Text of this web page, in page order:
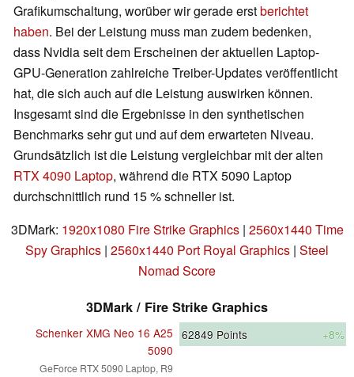
Grafikumschaltung, worüber wir gerade erstberichtet
haben. Bei der Leistung muss man zudem bedenken,
dass Nvidia seit dem Erscheinen der aktuellen Laptop-
GPU-Generation zahlreiche Treiber-Updates veröffentlicht
hat, die sich auch auf die Leistung auswirken können.
Insgesamt sind die Ergebnisse in den synthetischen
Benchmarks sehr gut und auf dem erwarteten Niveau.
Grundsätzlich ist die Leistung vergleichbar mit der alten
RTX 4090 Laptop, während die RTX 5090 Laptop
durchschnittlich rund 15 % schneller ist.
3DMark: 1920x1080 Fire Strike Graphics| 2560x1440 Time
Spy Graphics | 2560x1440 Port Royal Graphics | Steel
Nomad Score
3DMark / Fire Strike Graphics
Schenker XMG Neo 16 A25
5090
GeForce RTX 5090 Laptop, R9
62849 Points +8%